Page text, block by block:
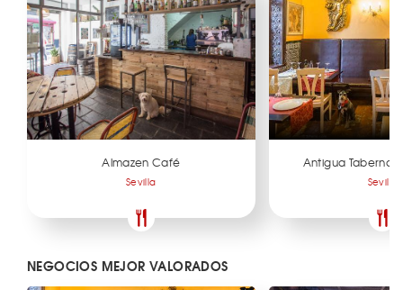
Almazen Café
Sevilla
Antigua Taberna
Sevilla
NEGOCIOS MEJOR VALORADOS